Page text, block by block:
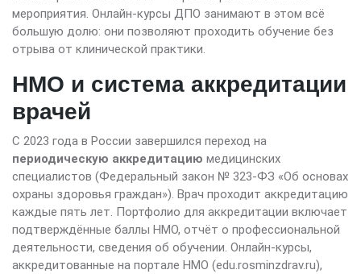
мероприятия. Онлайн-курсы ДПО занимают в этом всё
большую долю: они позволяют проходить обучение без
отрыва от клинической практики.
НМО и система аккредитации
врачей
С 2023 года в России завершился переход на
периодическую аккредитацию медицинских
специалистов (Федеральный закон № 323-ФЗ «Об основах
охраны здоровья граждан»). Врач проходит аккредитацию
каждые пять лет. Портфолио для аккредитации включает
подтверждённые баллы НМО, отчёт о профессиональной
деятельности, сведения об обучении. Онлайн-курсы,
аккредитованные на портале НМО (edu.rosminzdrav.ru),